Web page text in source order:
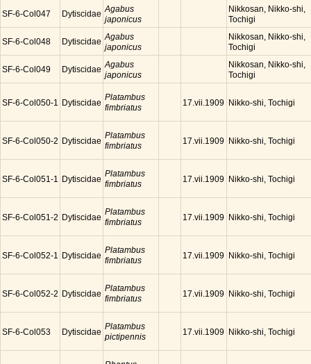
SF-6-Col047 Dytiscidae Agabus
japonicus
Nikkosan, Nikko-shi,
Tochigi
SF-6-Col048 Dytiscidae Agabus
japonicus
Nikkosan, Nikko-shi,
Tochigi
SF-6-Col049 Dytiscidae Agabus
japonicus
Nikkosan, Nikko-shi,
Tochigi
SF-6-Col050-1 Dytiscidae
Platambus
fimbriatus
17.vii.1909 Nikko-shi, Tochigi
SF-6-Col050-2 Dytiscidae
Platambus
fimbriatus
17.vii.1909 Nikko-shi, Tochigi
SF-6-Col051-1 Dytiscidae
Platambus
fimbriatus
17.vii.1909 Nikko-shi, Tochigi
SF-6-Col051-2 Dytiscidae
Platambus
fimbriatus
17.vii.1909 Nikko-shi, Tochigi
SF-6-Col052-1 Dytiscidae
Platambus
fimbriatus
17.vii.1909 Nikko-shi, Tochigi
SF-6-Col052-2 Dytiscidae
Platambus
fimbriatus
17.vii.1909 Nikko-shi, Tochigi
SF-6-Col053 Dytiscidae
Platambus
pictipennis
17.vii.1909 Nikko-shi, Tochigi